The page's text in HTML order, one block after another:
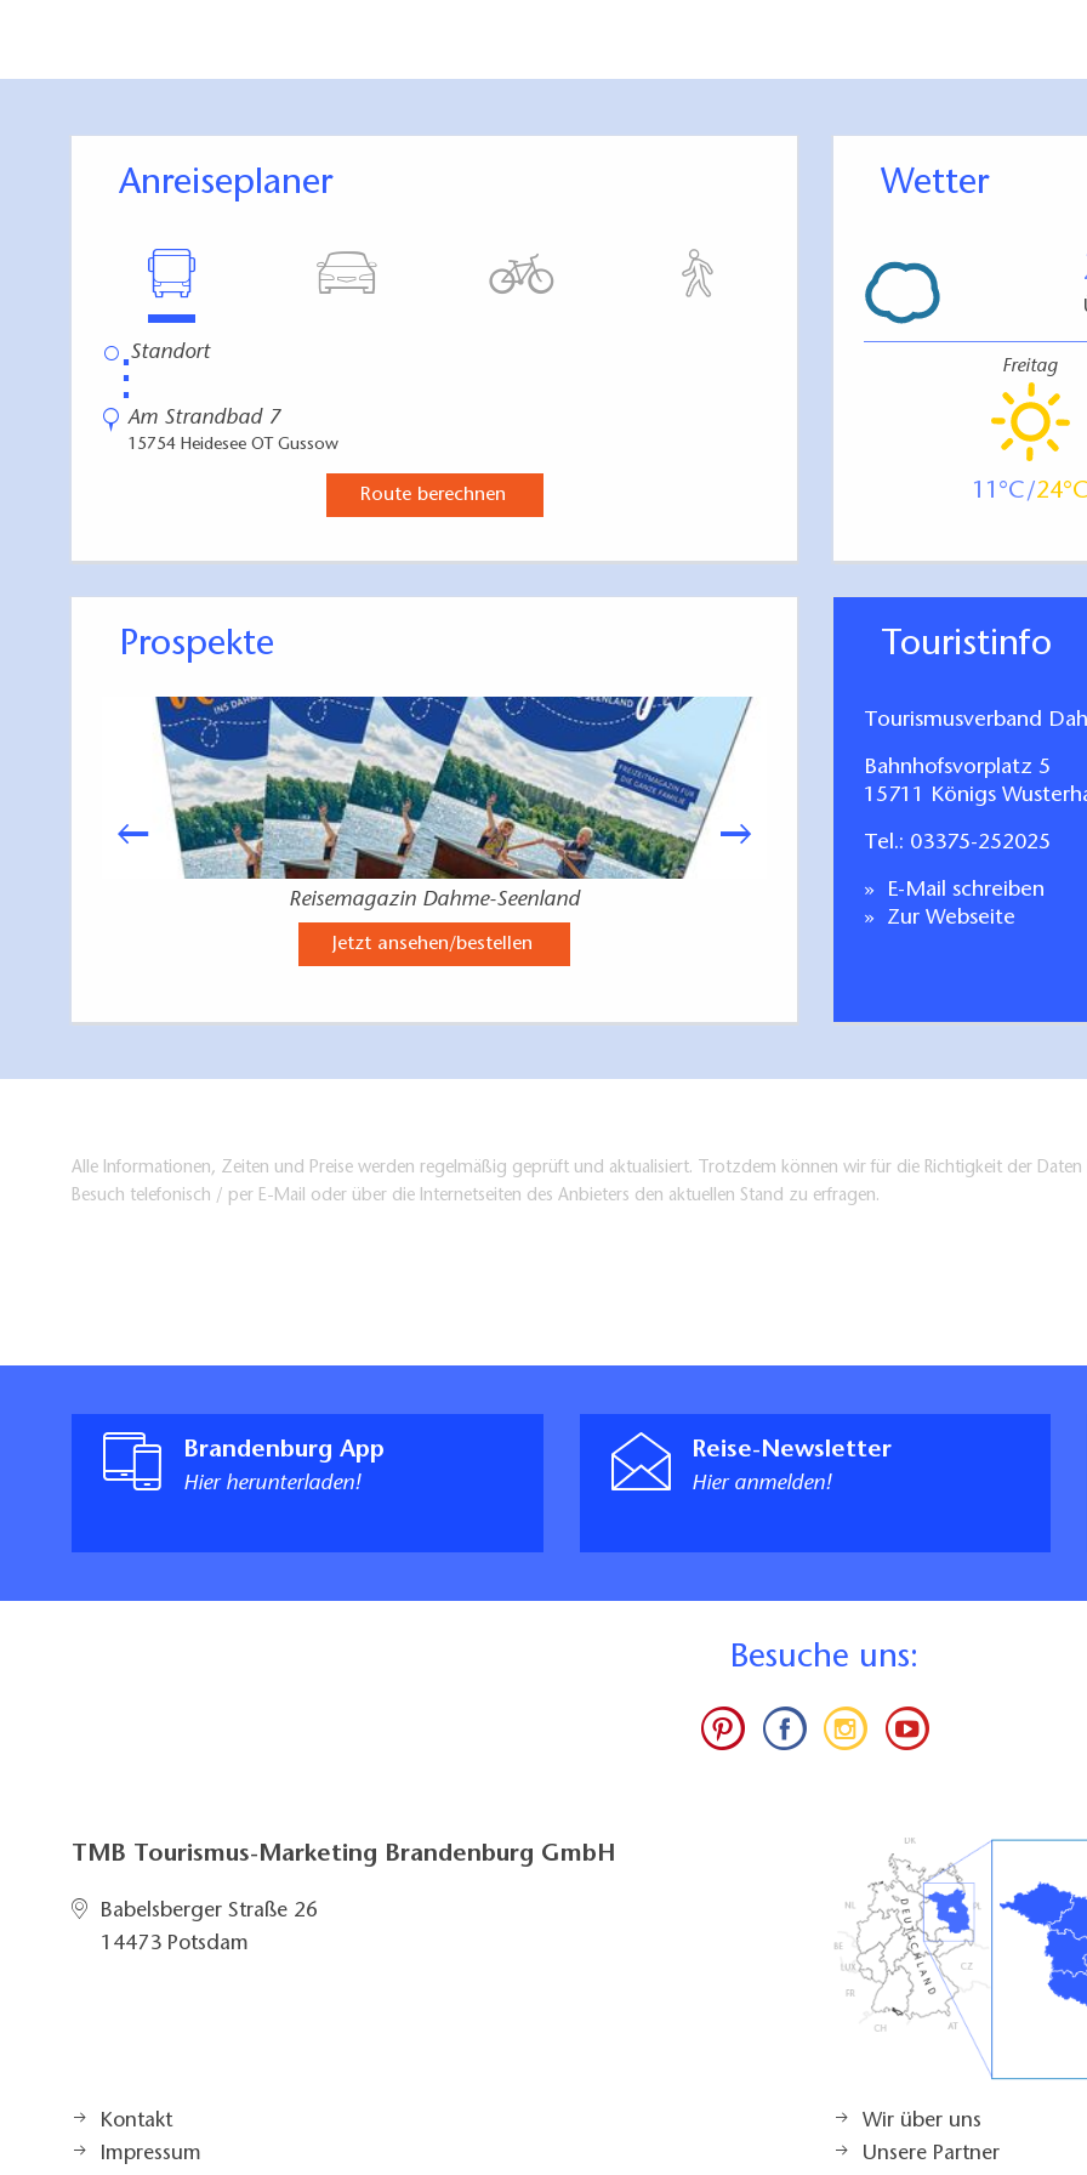
Anreiseplaner
⋮
Am Strandbad 7
15754 Heidesee OT Gussow
Route berechnen
Wetter
Freitag
11 24
Prospekte
Reisemagazin Dahme-Seenland
Jetzt ansehen/bestellen
Wandern in und
Touristinfo
Tourismusverband
Bahnhofsvorplatz 5
15711 Königs
Tel.: 03375-252025
E-Mail schreiben
Zur Webseite
Alle Informationen, Zeiten und Preise werden regelmäßig geprüft und aktualisiert. Trotzdem können wir für die Richtigkeit der
Besuch telefonisch / per E-Mail oder über die Internetseiten des Anbieters den aktuellen Stand zu erfragen.
Brandenburg App
Hier herunterladen!
Reise-Newsletter
Hier anmelden!
Besuche uns:
TMB Tourismus-Marketing Brandenburg GmbH
Babelsberger Straße 26
14473 Potsdam
Kontakt
Impressum
Wir über uns
Unsere Partner